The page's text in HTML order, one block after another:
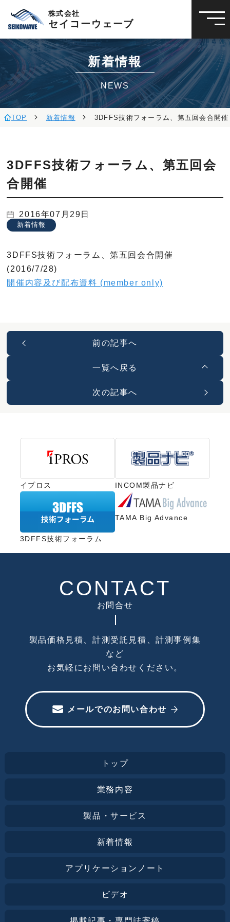
株式会社
セイコーウェーブ
新着情報
NEWS
TOP 新着情報 3DFFS技術フォーラム、第五回会合開催
3DFFS技術フォーラム、第五回会
合開催
2016年07月29日
新着情報
3DFFS技術フォーラム、第五回会合開催
(2016/7/28)
開催内容及び配布資料 (member only)
前の記事へ
一覧へ戻る
次の記事へ
イプロス INCOM製品ナビ
3DFFS技術フォーラム
TAMA Big Advance
CONTACT
お問合せ
製品価格見積、計測受託見積、計測事例集
など
お気軽にお問い合わせください。
メールでのお問い合わせ
トップ
業務内容
製品・サービス
新着情報
アプリケーションノート
ビデオ